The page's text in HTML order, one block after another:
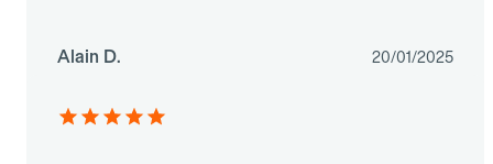
Alain D. 20/01/2025